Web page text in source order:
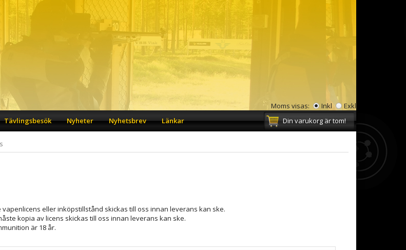
Moms visas: Inkl
Exkl
Tävlingsbesök Nyheter Nyhetsbrev Länkar Din varukorg är tom!
eller inköpstillstånd skickas till oss innan leverans kan ske.
kopia av licens skickas till oss innan leverans kan ske.
är 18 år.